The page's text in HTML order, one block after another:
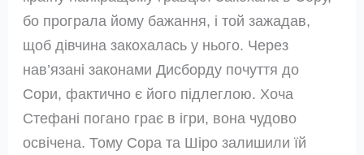
бо програла йому бажання, і той зажадав,
щоб дівчина закохалась у нього. Через
нав’язані законами Дисборду почуття до
Сори, фактично є його підлеглою. Хоча
Стефані погано грає в ігри, вона чудово
освічена. Тому Сора та Шіро залишили їй